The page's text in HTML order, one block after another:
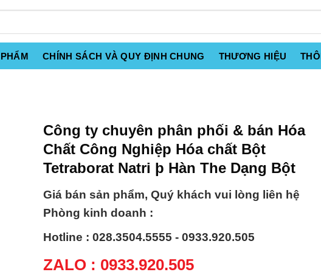
CHÍNH SÁCH VÀ QUY ĐỊNH CHUNG THƯƠNG HIỆU
Công ty chuyên phân phối & bán Hóa
Chất Công Nghiệp Hóa chất Bột
Tetraborat Natri þ Hàn The Dạng Bột
Giá bán sản phẩm, Quý khách vui lòng liên hệ
Phòng kinh doanh :
Hotline : 028.3504.5555 - 0933.920.505
ZALO : 0933.920.505